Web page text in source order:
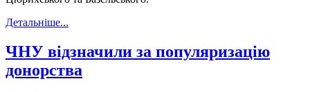
Детальніше...
ЧНУ відзначили за популяризацію
донорства